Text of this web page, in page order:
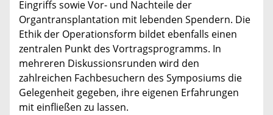
Eingriffs sowie Vor- und Nachteile der
Organtransplantation mit lebenden Spendern. Die
Ethik der Operationsform bildet ebenfalls einen
zentralen Punkt des Vortragsprogramms. In
mehreren Diskussionsrunden wird den
zahlreichen Fachbesuchern des Symposiums die
Gelegenheit gegeben, ihre eigenen Erfahrungen
mit einfließen zu lassen.